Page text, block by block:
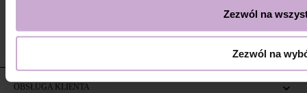
Zezwól na
Zezwól na
OBSŁUGA KLIENTA